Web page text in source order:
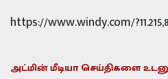
https://www.windy.com/
அட்மின் மீடியா செய்திகளை